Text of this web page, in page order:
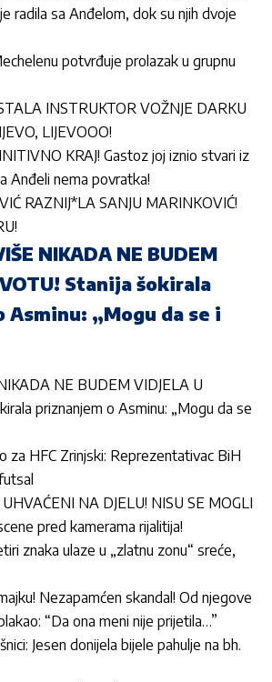
radila sa Anđelom, dok su njih dvoje
potvrđuje prolazak u grupnu
INSTRUKTOR VOŽNJE DARKU
LIJEVOOO!
KRAJ! Gastoz joj iznio stvari iz
Anđeli nema povratka!
RAZNIJ*LA SANJU MARINKOVIĆ!
NIKADA NE BUDEM
Stanija šokirala
Asminu: „Mogu da se i
NE BUDEM VIDJELA U
priznanjem o Asminu: „Mogu da se
za HFC Zrinjski: Reprezentativac BiH
UHVAĆENI NA DJELU! NISU SE MOGLI
pred kamerama rijalitija!
znaka ulaze u „zlatnu zonu“ sreće,
Nezapamćen skandal! Od njegove
“Da ona meni nije prijetila…”
Jesen donijela bijele pahulje na bh.